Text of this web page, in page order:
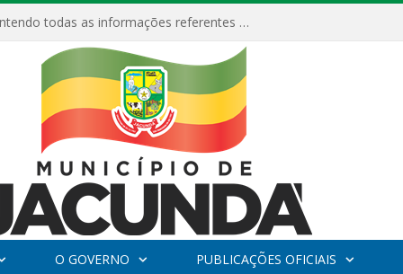
Relatórios Detalhados contendo todas as informações referentes a execução de recursos destinados ao fomento de projetos culturais no Município de Jacundá entre os anos de 2022 ao presente ano de 2026.
O GOVERNO PUBLICAÇÕES OFICIAIS